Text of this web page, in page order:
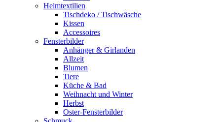
Heimtextilien
Tischdeko / Tischwäsche
Kissen
Accessoires
Fensterbilder
Anhänger & Girlanden
Allzeit
Blumen
Tiere
Küche & Bad
Weihnacht und Winter
Herbst
Oster-Fensterbilder